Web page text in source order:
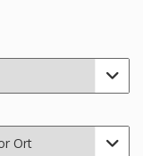

